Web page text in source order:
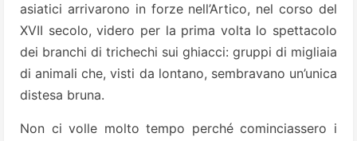
asiatici arrivarono in forze nell’Artico, nel corso del
XVII secolo, videro per la prima volta lo spettacolo
dei branchi di trichechi sui ghiacci: gruppi di migliaia
di animali che, visti da lontano, sembravano un’unica
distesa bruna.
Non ci volle molto tempo perché cominciassero i